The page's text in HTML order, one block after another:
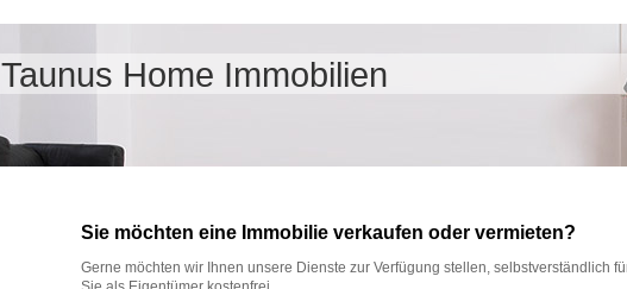
Taunus Home Immobilien
Sie möchten eine Immobilie verkaufen oder vermieten?
Gerne möchten wir Ihnen unsere Dienste zur Verfügung stellen, selbstverständlich